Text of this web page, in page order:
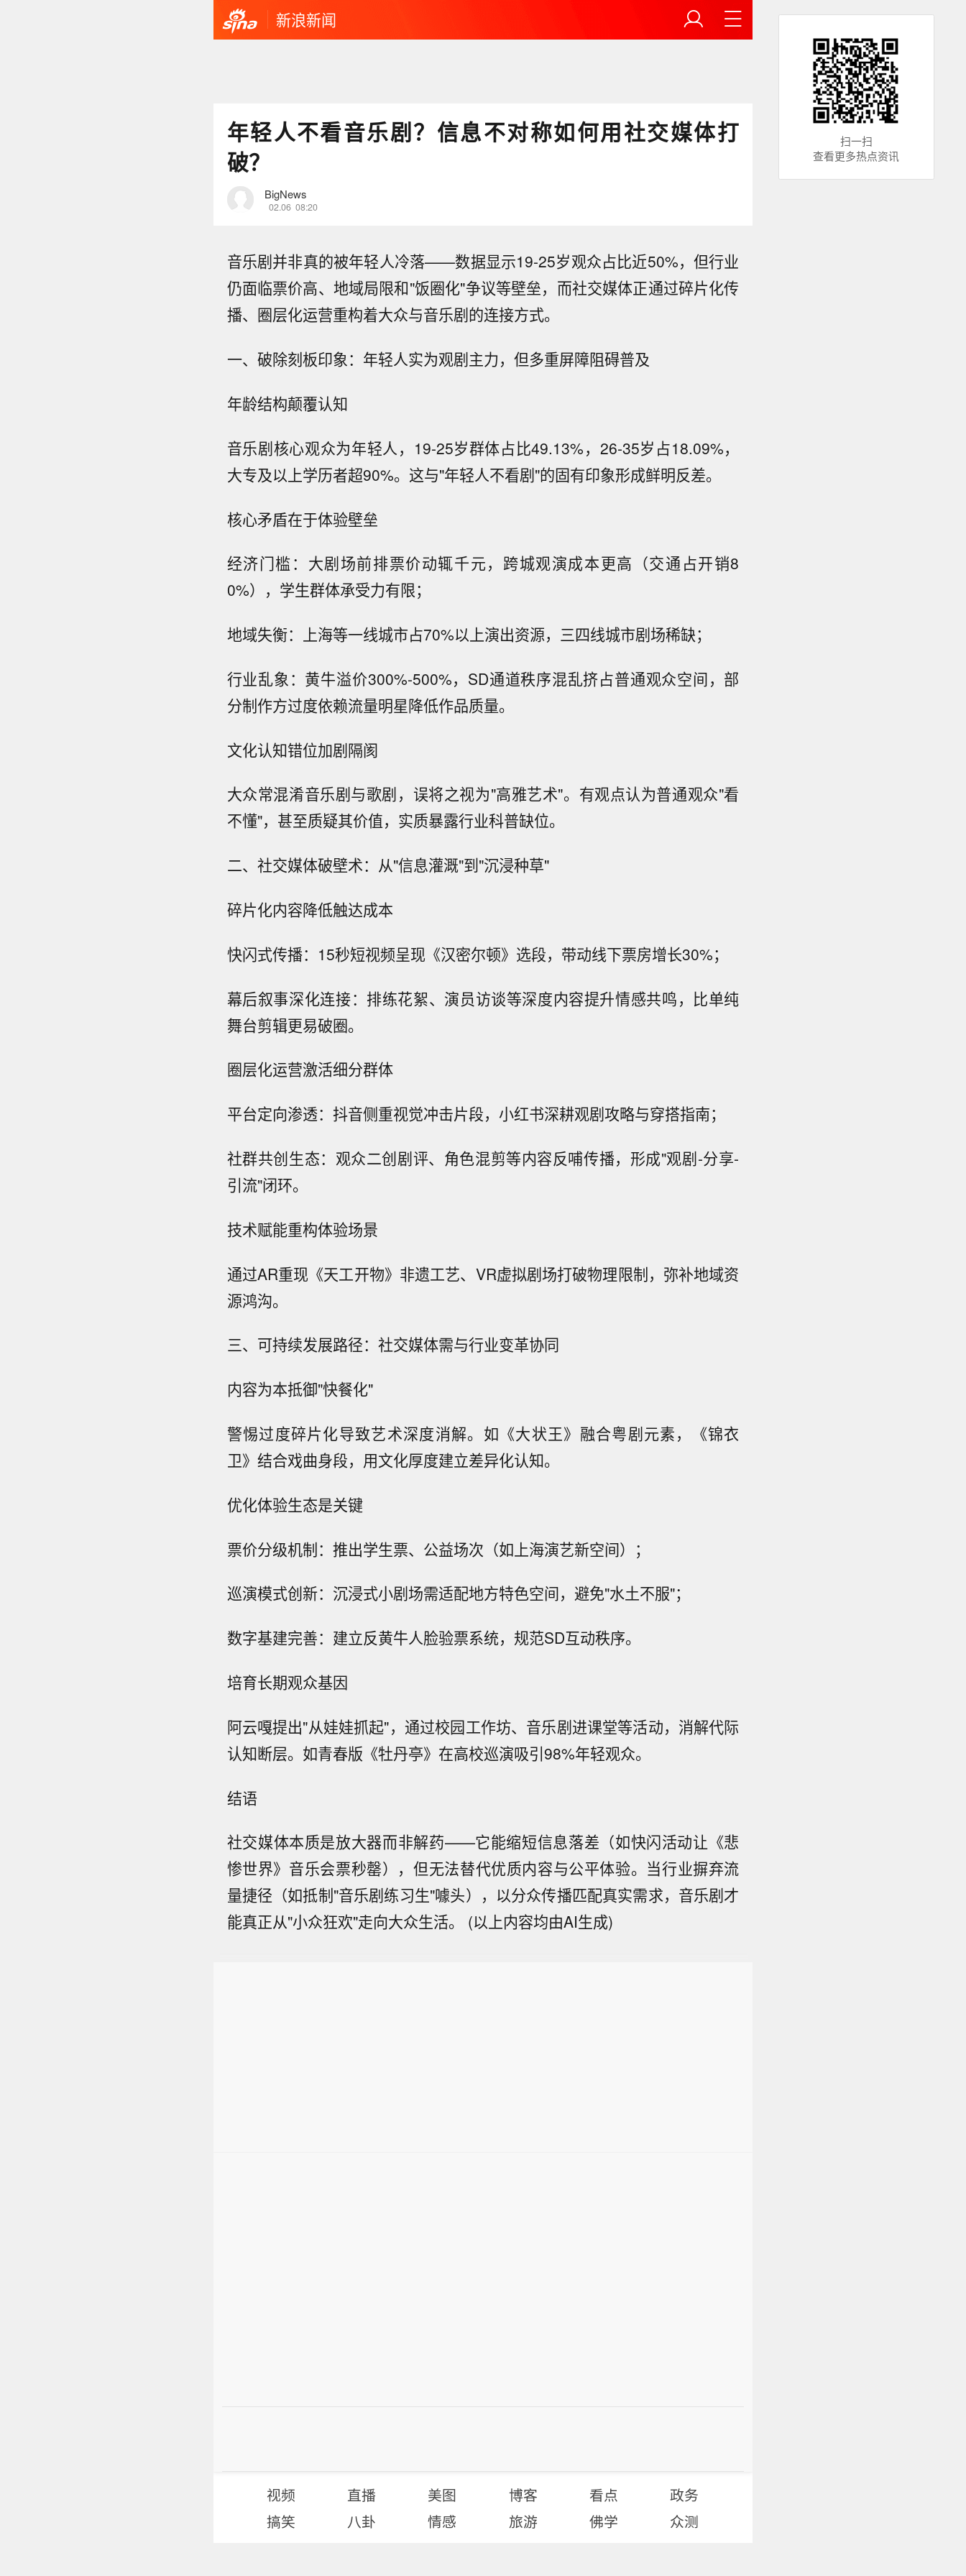
新浪新闻
年轻人不看音乐剧？信息不对称如何用社交媒体打
破？
BigNews
02.06 08:20
音乐剧并非真的被年轻人冷落——数据显示19-25岁观众占比近50%，但行业
仍面临票价高、地域局限和"饭圈化"争议等壁垒，而社交媒体正通过碎片化传
播、圈层化运营重构着大众与音乐剧的连接方式。
一、破除刻板印象：年轻人实为观剧主力，但多重屏障阻碍普及
年龄结构颠覆认知
音乐剧核心观众为年轻人，19-25岁群体占比49.13%，26-35岁占18.09%，
大专及以上学历者超90%。这与"年轻人不看剧"的固有印象形成鲜明反差。
核心矛盾在于体验壁垒
经济门槛：大剧场前排票价动辄千元，跨城观演成本更高（交通占开销8
0%），学生群体承受力有限；
地域失衡：上海等一线城市占70%以上演出资源，三四线城市剧场稀缺；
行业乱象：黄牛溢价300%-500%，SD通道秩序混乱挤占普通观众空间，部
分制作方过度依赖流量明星降低作品质量。
文化认知错位加剧隔阂
大众常混淆音乐剧与歌剧，误将之视为"高雅艺术"。有观点认为普通观众"看
不懂"，甚至质疑其价值，实质暴露行业科普缺位。
二、社交媒体破壁术：从"信息灌溉"到"沉浸种草"
碎片化内容降低触达成本
快闪式传播：15秒短视频呈现《汉密尔顿》选段，带动线下票房增长30%；
幕后叙事深化连接：排练花絮、演员访谈等深度内容提升情感共鸣，比单纯
舞台剪辑更易破圈。
圈层化运营激活细分群体
平台定向渗透：抖音侧重视觉冲击片段，小红书深耕观剧攻略与穿搭指南；
社群共创生态：观众二创剧评、角色混剪等内容反哺传播，形成"观剧-分享-
引流"闭环。
技术赋能重构体验场景
通过AR重现《天工开物》非遗工艺、VR虚拟剧场打破物理限制，弥补地域资
源鸿沟。
三、可持续发展路径：社交媒体需与行业变革协同
内容为本抵御"快餐化"
警惕过度碎片化导致艺术深度消解。如《大状王》融合粤剧元素，《锦衣
卫》结合戏曲身段，用文化厚度建立差异化认知。
优化体验生态是关键
票价分级机制：推出学生票、公益场次（如上海演艺新空间）；
巡演模式创新：沉浸式小剧场需适配地方特色空间，避免"水土不服"；
数字基建完善：建立反黄牛人脸验票系统，规范SD互动秩序。
培育长期观众基因
阿云嘎提出"从娃娃抓起"，通过校园工作坊、音乐剧进课堂等活动，消解代际
认知断层。如青春版《牡丹亭》在高校巡演吸引98%年轻观众。
结语
社交媒体本质是放大器而非解药——它能缩短信息落差（如快闪活动让《悲
惨世界》音乐会票秒罄），但无法替代优质内容与公平体验。当行业摒弃流
量捷径（如抵制"音乐剧练习生"噱头），以分众传播匹配真实需求，音乐剧才
能真正从"小众狂欢"走向大众生活。 (以上内容均由AI生成)
视频 直播 美图 博客 看点
政务
搞笑
八卦 情感 旅游 佛学 众测
扫一扫
查看更多热点资讯